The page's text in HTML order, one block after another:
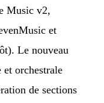
Music v2,
et
Le nouveau
orchestrale
de sections